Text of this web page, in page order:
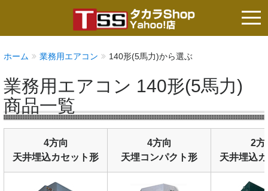
ホーム 業務用エアコン 140形(5馬力)から選ぶ
業務用エアコン 140形(5馬力)
商品一覧
4方向
天井埋込カセット形
4方向
天埋コンパクト形
2方
天井埋込